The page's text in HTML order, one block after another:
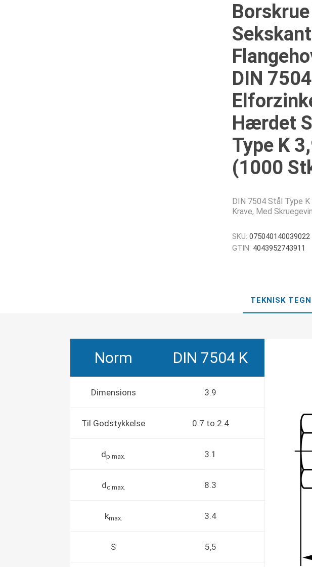
DIN 7504
Hærdet
Type K
(1000
DIN 7504 Stål Type
Krave, Med
SKU: 075040140039022
GTIN: 4043952743911
TEKNISK
Norm DIN 7504 K
Dimensions 3.9
Til Godstykkelse 0.7 to 2.4
dp max. 3.1
dc max. 8.3
kmax. 3.4
S 5,5